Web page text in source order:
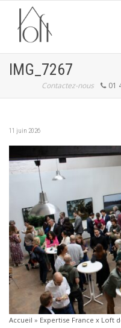
IMG_7267
Contactez-nous 01
11 juin 2026
Accueil » Expertise France x Loft